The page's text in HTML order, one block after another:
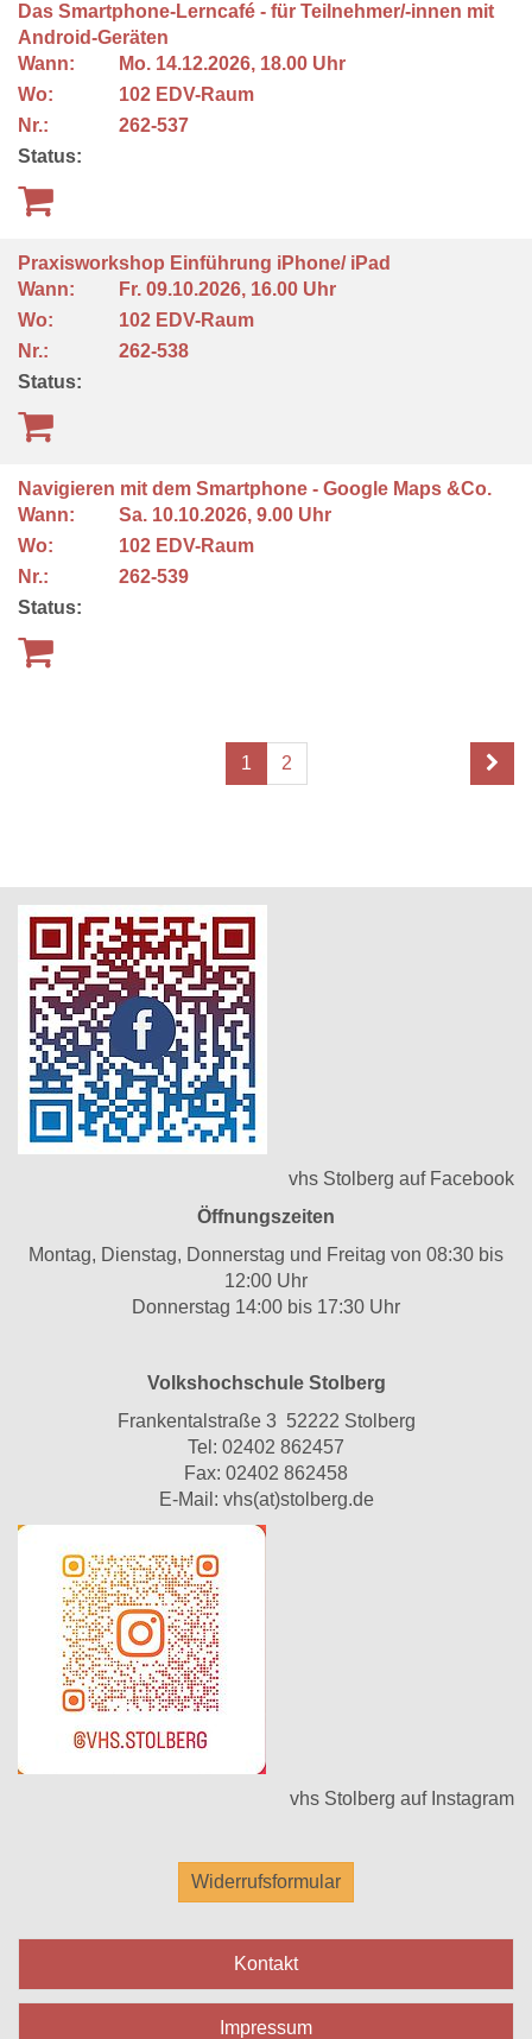
Das Smartphone-Lerncafé - für Teilnehmer/-innen mit
Android-Geräten
Wann:
Mo. 14.12.2026, 18.00 Uhr
Wo:
102 EDV-Raum
Nr.:
262-537
Status:
Praxisworkshop Einführung iPhone/ iPad
Wann:
Fr. 09.10.2026, 16.00 Uhr
Wo:
102 EDV-Raum
Nr.:
262-538
Status:
Navigieren mit dem Smartphone - Google Maps &Co.
Wann:
Sa. 10.10.2026, 9.00 Uhr
Wo:
102 EDV-Raum
Nr.:
262-539
Status:
1 2
vhs Stolberg auf Facebook
Öffnungszeiten
Montag, Dienstag, Donnerstag und Freitag von 08:30 bis
12:00 Uhr
Donnerstag 14:00 bis 17:30 Uhr
Volkshochschule Stolberg
Frankentalstraße 3 52222 Stolberg
Tel: 02402 862457
Fax: 02402 862458
E-Mail: vhs(at)stolberg.de
vhs Stolberg auf Instagram
Widerrufsformular
Kontakt
Impressum